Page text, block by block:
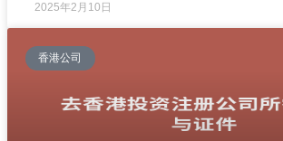
2025年2月10日
香港公司